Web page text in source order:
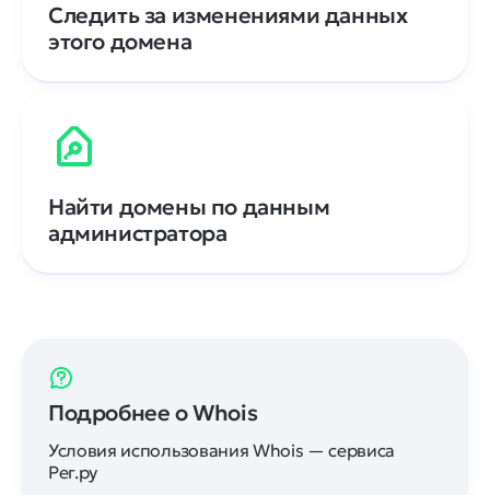
Следить за изменениями данных
этого домена
Найти домены по данным
администратора
Подробнее о Whois
Условия использования Whois — сервиса
Рег.ру